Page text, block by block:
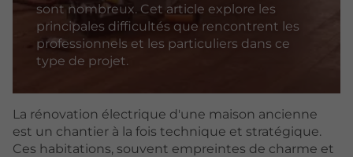
sont nombreux. Cet article explore les
principales difficultés que rencontrent les
professionnels et les particuliers dans ce
type de projet.
La rénovation électrique d'une maison ancienne
est un chantier à la fois technique et stratégique.
Ces habitations, souvent empreintes de charme et